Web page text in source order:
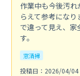
作業中も今後汚
らえて参考にな
で違って見え、
す。
窓清掃
投稿日：2026/04/04